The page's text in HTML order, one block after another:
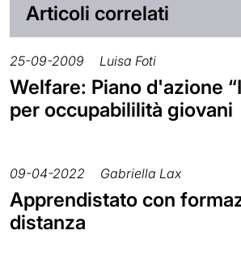
Articoli correlati
25-09-2009 Luisa Foti
Welfare: Piano d'azione
per occupabililità giovani
09-04-2022 Gabriella Lax
Apprendistato con
distanza